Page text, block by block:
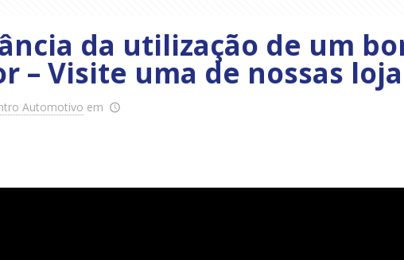
da utilização de um
– Visite uma de nossas
Automotivo em